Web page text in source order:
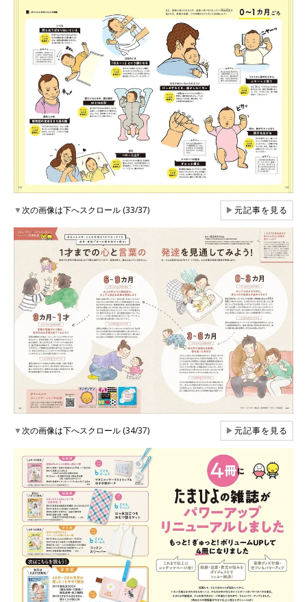
▼次の画像は下へスクロール (33/37) ▶元記事を見る
▼次の画像は下へスクロール (34/37) ▶元記事を見る